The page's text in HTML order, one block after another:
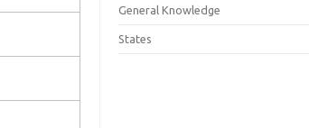
General Knowledge
States